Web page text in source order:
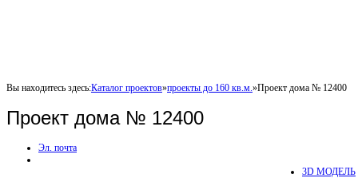
Вы находитесь здесь:Каталог проектов»проекты до 160 кв.м. »Проект дома № 12400
Проект дома № 12400
Эл. почта
3D МОДЕЛЬ